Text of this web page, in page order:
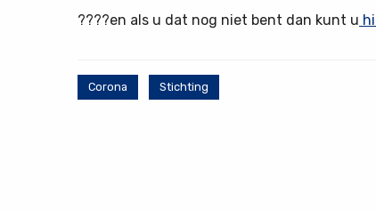
????en als u dat nog niet bent dan kunt u
Corona Stichting